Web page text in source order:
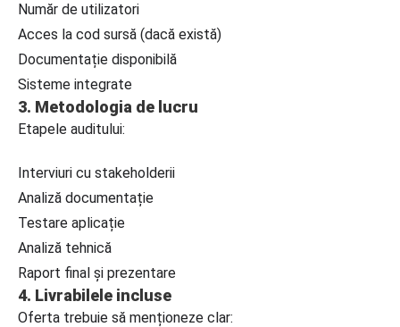
Număr de utilizatori
Acces la cod sursă (dacă există)
Documentație disponibilă
Sisteme integrate
3. Metodologia de lucru
Etapele auditului:
Interviuri cu stakeholderii
Analiză documentație
Testare aplicație
Analiză tehnică
Raport final și prezentare
4. Livrabilele incluse
Oferta trebuie să menționeze clar: